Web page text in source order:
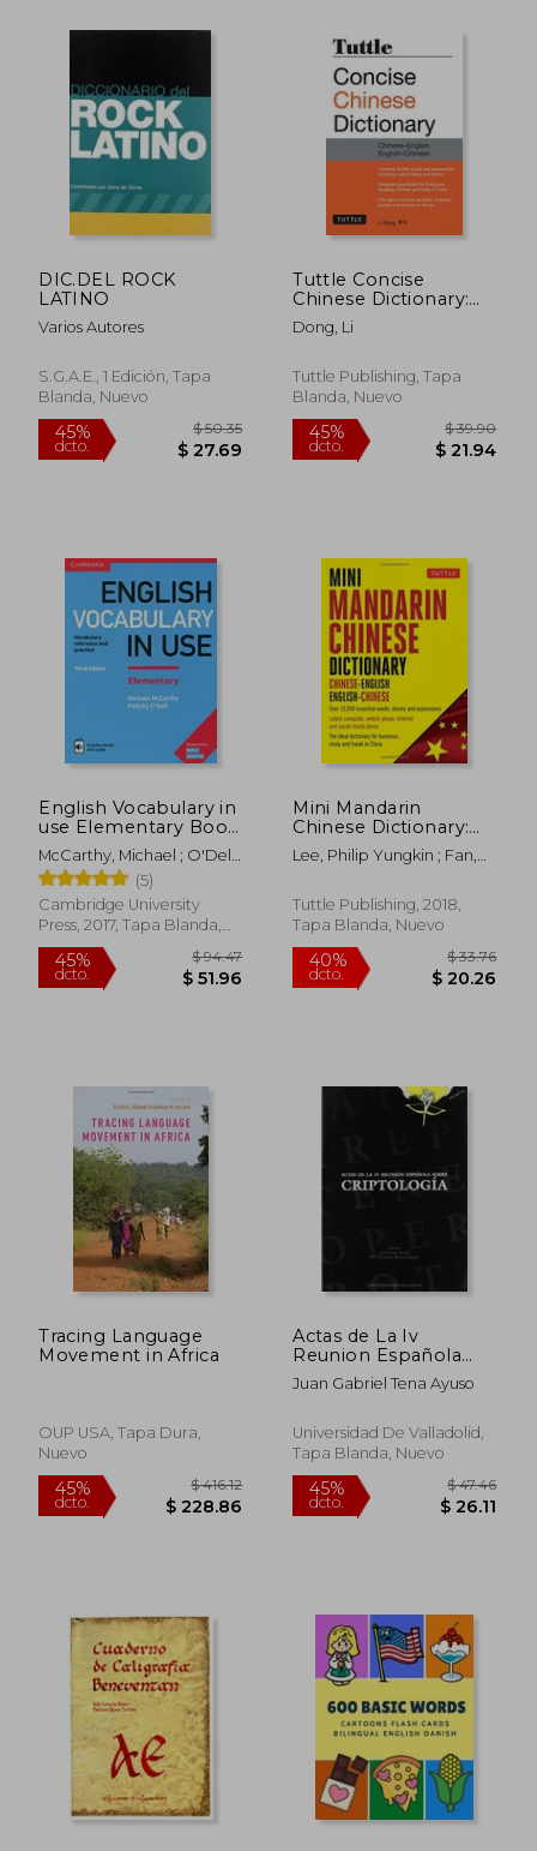
DIC.DEL ROCK
LATINO
Varios Autores
S.g.a.e., 1 Edición, Tapa
Blanda, Nuevo
45%
$ 27.69
Tuttle Concise
Chinese Dictionary:
Chinese-English
English-Chinese
Inglés)
Dong, Li
Tuttle Publishing, Tapa
Blanda, Nuevo
45%
dcto.
English Vocabulary in
use Elementary Book
With Answers and
Enhanced Ebook:
Vocabulary Reference
and Practice (en
Inglés)
McCarthy, Michael ; O'Dell,
Felicity
(5)
Cambridge University
Press, 2017, Tapa Blanda,
Nuevo
45%
dcto. $ 51.96
Mini Mandarin
Chinese Dictionary:
Chinese-English
English-Chinese
Dictionary) (en Inglés)
Lee, Philip Yungkin ; Fan,
Tuttle Publishing, 2018,
Tapa Blanda, Nuevo
Tracing Language
Movement in Africa
OUP USA, Tapa Dura,
Nuevo
45%
Actas de La Iv
Reunion Española
Sobre Criptología
Juan Gabriel Tena Ayuso
Universidad De Valladolid,
Tapa Blanda, Nuevo
45%